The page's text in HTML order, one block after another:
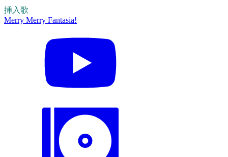
挿入歌
Merry Merry Fantasia!